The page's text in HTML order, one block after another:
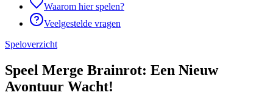
Waarom hier spelen?
Veelgestelde vragen
Speloverzicht
Speel Merge Brainrot: Een Nieuw
Avontuur Wacht!